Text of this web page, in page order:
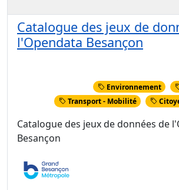
Catalogue des jeux de
l'Opendata Besançon
Environnement
Transport - Mobilité
Catalogue des jeux de données de
Besançon